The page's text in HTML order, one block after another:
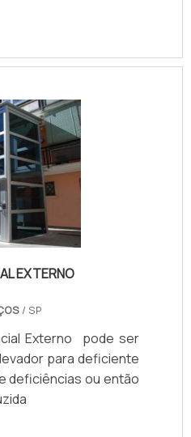
EXTERNO
/ SP
Externo pode ser
para deficiente
deficiências ou então